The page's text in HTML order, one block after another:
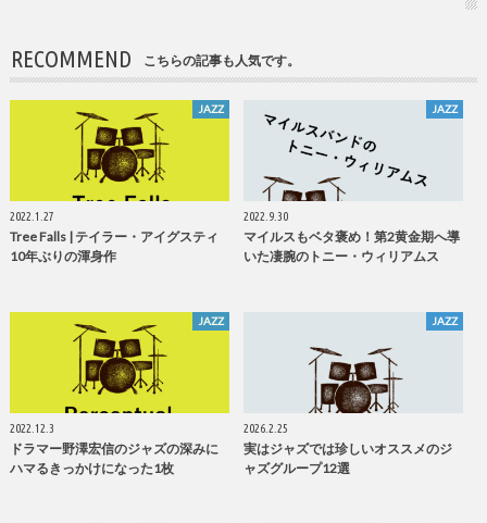
RECOMMEND こちらの記事も人気です。
JAZZ
2022.1.27
Tree Falls | テイラー・アイグスティ
10年ぶりの渾身作
JAZZ
2022.9.30
マイルスもベタ褒め！第2黄金期へ導
いた凄腕のトニー・ウィリアムス
JAZZ
2022.12.3
ドラマー野澤宏信のジャズの深みに
ハマるきっかけになった1枚
JAZZ
2026.2.25
実はジャズでは珍しいオススメのジ
ャズグループ12選